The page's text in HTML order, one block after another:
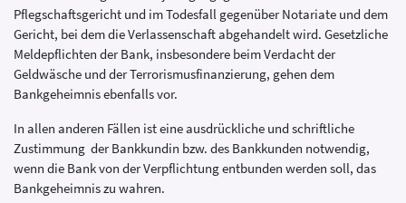
Pflegschaftsgericht und im Todesfall gegenüber Notariate und dem
Gericht, bei dem die Verlassenschaft abgehandelt wird. Gesetzliche
Meldepflichten der Bank, insbesondere beim Verdacht der
Geldwäsche und der Terrorismusfinanzierung, gehen dem
Bankgeheimnis ebenfalls vor.
In allen anderen Fällen ist eine ausdrückliche und schriftliche
Zustimmung der Bankkundin bzw. des Bankkunden notwendig,
wenn die Bank von der Verpflichtung entbunden werden soll, das
Bankgeheimnis zu wahren.